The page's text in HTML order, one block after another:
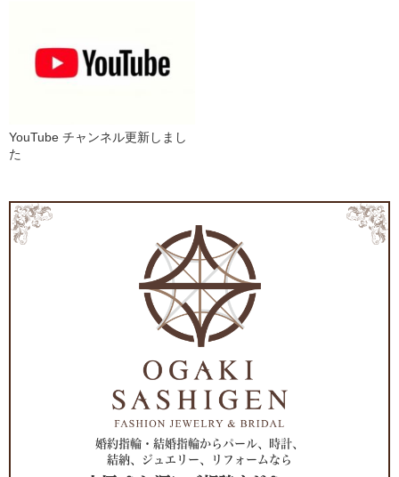
YouTube チャンネル更新しまし
た
婚約指輪・結婚指輪からパール、時計、
結納、ジュエリー、リフォームなら